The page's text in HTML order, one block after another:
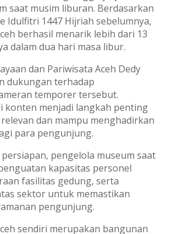
saat musim liburan. Berdasarkan
Idulfitri 1447 Hijriah sebelumnya,
berhasil menarik lebih dari 13
dalam dua hari masa libur.
dan Pariwisata Aceh Dedy
dukungan terhadap
temporer tersebut.
konten menjadi langkah penting
dan mampu menghadirkan
para pengunjung.
pengelola museum saat
kapasitas personel
fasilitas gedung, serta
sektor untuk memastikan
pengunjung.
sendiri merupakan bangunan